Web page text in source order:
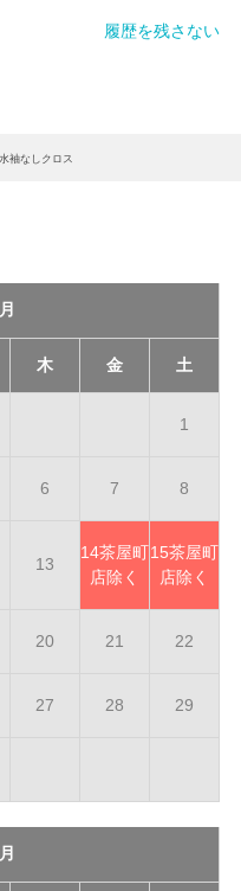
履歴を残さない
袖なしクロス
木 金 土
1
6 7 8
13
14茶屋町
店除く
15茶屋町
店除く
20 21 22
27 28 29